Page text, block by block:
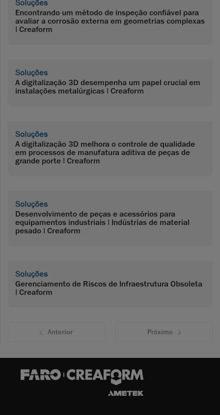
Soluções
Encontrando um método de inspeção confiável para
avaliar a corrosão externa em geometrias complexas
| Creaform
Soluções
A digitalização 3D desempenha um papel crucial em
instalações metalúrgicas | Creaform
Soluções
A digitalização 3D melhora o controle de qualidade
em processos de manufatura aditiva de peças de
grande porte | Creaform
Soluções
Desenvolvimento de peças e acessórios para
equipamentos industriais | Indústrias de material
pesado | Creaform
Soluções
Gerenciamento de Riscos de Infraestrutura Obsoleta
| Creaform
Anterior Próximo